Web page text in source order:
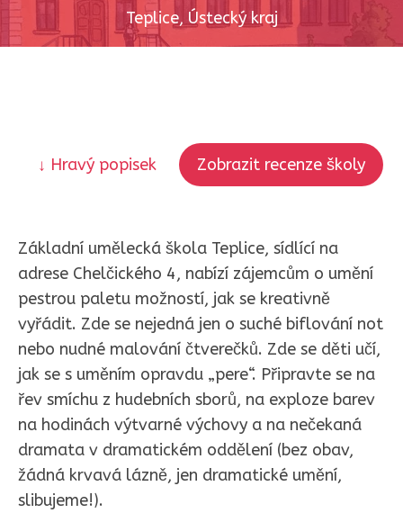
Teplice, Ústecký kraj
↓ Hravý popisek Zobrazit recenze školy
Základní umělecká škola Teplice, sídlící na
adrese Chelčického 4, nabízí zájemcům o umění
pestrou paletu možností, jak se kreativně
vyřádit. Zde se nejedná jen o suché biflování not
nebo nudné malování čtverečků. Zde se děti učí,
jak se s uměním opravdu „pere“. Připravte se na
řev smíchu z hudebních sborů, na exploze barev
na hodinách výtvarné výchovy a na nečekaná
dramata v dramatickém oddělení (bez obav,
žádná krvavá lázně, jen dramatické umění,
slibujeme!).